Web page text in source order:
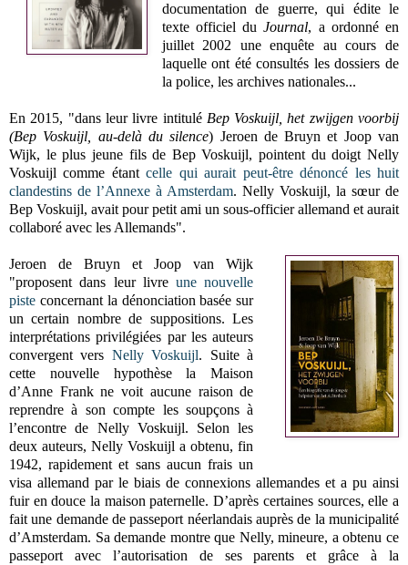
documentation de guerre, qui édite le
texte officiel duJournal, a ordonné en
juillet 2002 une enquête au cours de
laquelle ont été consultés les dossiers de
la police, les archives nationales...
En 2015, "dans leur livre intitulé Bep Voskuijl, het zwijgen voorbij
(Bep Voskuijl, au-delà du silence) Jeroen de Bruyn et Joop van
Wijk, le plus jeune fils de Bep Voskuijl, pointent du doigt Nelly
Voskuijl comme étantcelle qui aurait peut-être dénoncé les huit
clandestins de l’Annexe à Amsterdam. Nelly Voskuijl, la sœur de
Bep Voskuijl, avait pour petit ami un sous-officier allemand et aurait
collaboré avec les Allemands".
Jeroen de Bruyn et Joop van Wijk
"proposent dans leur livre une nouvelle
piste concernant la dénonciation basée sur
un certain nombre de suppositions. Les
interprétations privilégiées par les auteurs
convergent vers Nelly Voskuijl. Suite à
cette nouvelle hypothèse la Maison
d’Anne Frank ne voit aucune raison de
reprendre à son compte les soupçons à
l’encontre de Nelly Voskuijl. Selon les
deux auteurs, Nelly Voskuijl a obtenu, fin
1942, rapidement et sans aucun frais un
visa allemand par le biais de connexions allemandes et a pu ainsi
fuir en douce la maison paternelle. D’après certaines sources, elle a
fait une demande de passeport néerlandais auprès de la municipalité
d’Amsterdam. Sa demande montre que Nelly, mineure, a obtenu ce
passeport avec l’autorisation de ses parents et grâce à la